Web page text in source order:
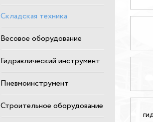
Складская техника
Весовое оборудование
Гидравлический инструмент
Пневмоинструмент
Строительное оборудование